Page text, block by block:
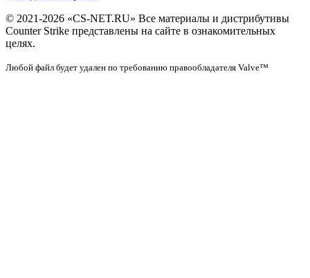
© 2021-2026 «CS-NET.RU» Все материалы и дистрибутивы
Counter Strike представлены на сайте в ознакомительных
целях.
Любой файл будет удален по требованию правообладателя Valve™